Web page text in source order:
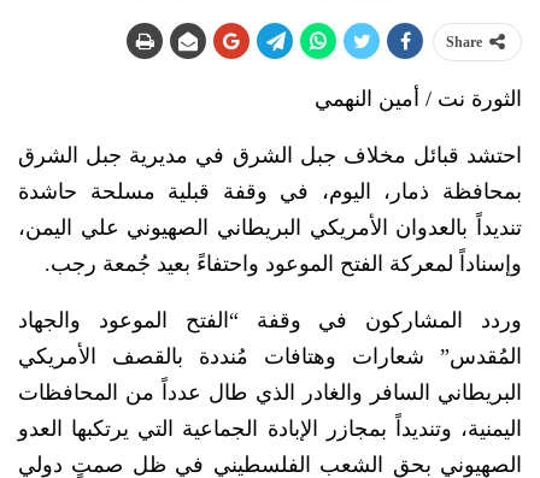
Share
الثورة نت / أمين النهمي
احتشد قبائل مخلاف جبل الشرق في مديرية جبل الشرق
بمحافظة ذمار، اليوم، في وقفة قبلية مسلحة حاشدة
تنديداً بالعدوان الأمريكي البريطاني الصهيوني علي اليمن،
وإسناداً لمعركة الفتح الموعود واحتفاءً بعيد جُمعة رجب.
وردد المشاركون في وقفة “الفتح الموعود والجهاد
المُقدس” شعارات وهتافات مُنددة بالقصف الأمريكي
البريطاني السافر والغادر الذي طال عدداً من المحافظات
اليمنية، وتنديداً بمجازر الإبادة الجماعية التي يرتكبها العدو
الصهيوني بحق الشعب الفلسطيني في ظل صمتٍ دوليٍ